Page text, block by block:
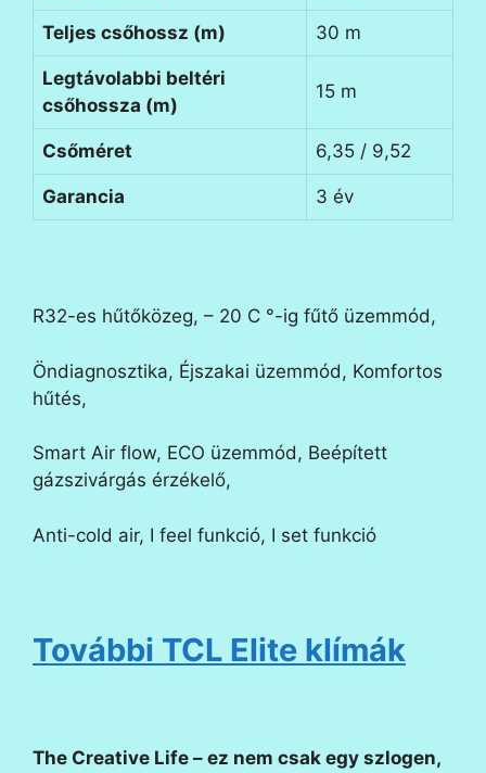
Teljes csőhossz (m) 30 m
Legtávolabbi beltéri
csőhossza (m)
15 m
Csőméret 6,35 / 9,52
Garancia 3 év
R32-es hűtőközeg, – 20 C °-ig fűtő üzemmód,
Öndiagnosztika, Éjszakai üzemmód, Komfortos
hűtés,
Smart Air flow, ECO üzemmód, Beépített
gázszivárgás érzékelő,
Anti-cold air, I feel funkció, I set funkció
További TCL Elite klímák
The Creative Life – ez nem csak egy szlogen,